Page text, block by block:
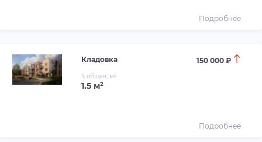
Подробнее
Кладовка 150 000 ₽
S общая, м²
1.5 м²
Подробнее